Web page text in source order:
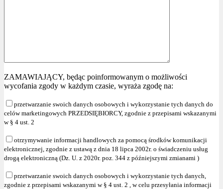
ZAMAWIAJĄCY, będąc poinformowanym o możliwości
wycofania zgody w każdym czasie, wyraża zgodę na:
przetwarzanie swoich danych osobowych i wykorzystanie tych danych do
celów marketingowych PRZEDSIĘBIORCY, zgodnie z przepisami wskazanymi
w § 4 ust. 2
otrzymywanie informacji handlowych za pomocą środków komunikacji
elektronicznej, zgodnie z ustawą z dnia 18 lipca 2002r. o świadczeniu usług
drogą elektroniczną (Dz. U. z 2020r. poz. 344 z późniejszymi zmianami )
przetwarzanie swoich danych osobowych i wykorzystanie tych danych,
zgodnie z przepisami wskazanymi w § 4 ust. 2 , w celu przesyłania informacji